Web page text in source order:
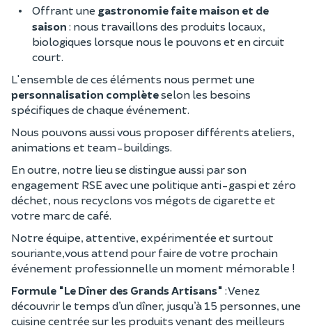
Offrant une gastronomie faite maison et de
saison : nous travaillons des produits locaux,
biologiques lorsque nous le pouvons et en circuit
court.
L'ensemble de ces éléments nous permet une
personnalisation complèteselon les besoins
spécifiques de chaque événement.
Nous pouvons aussi vous proposer différents ateliers,
animations et team-buildings.
En outre, notre lieu se distingue aussi par son
engagement RSE avec une politique anti-gaspi et zéro
déchet, nous recyclons vos mégots de cigarette et
votre marc de café.
Notre équipe, attentive, expérimentée et surtout
souriante,vous attend pour faire de votre prochain
événement professionnelle un moment mémorable !
Formule "Le Dîner des Grands Artisans" : Venez
découvrir le temps d’un dîner, jusqu’à 15 personnes, une
cuisine centrée sur les produits venant des meilleurs